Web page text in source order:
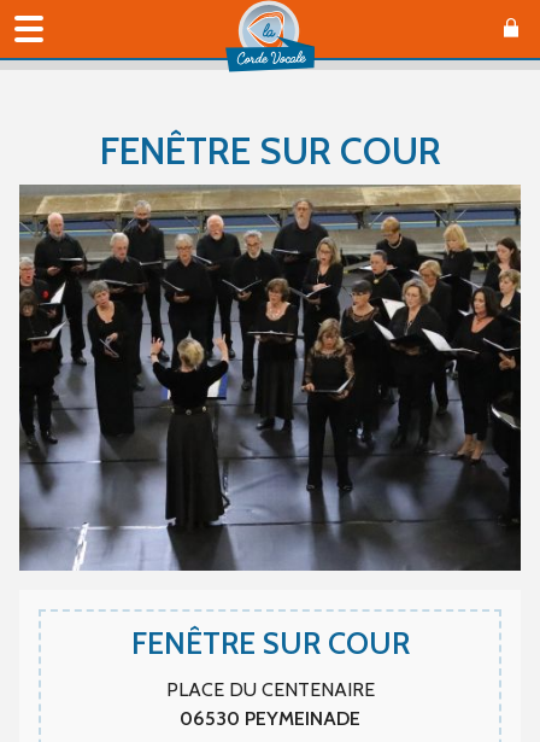
FENÊTRE SUR COUR
FENÊTRE SUR COUR
PLACE DU CENTENAIRE
06530 PEYMEINADE